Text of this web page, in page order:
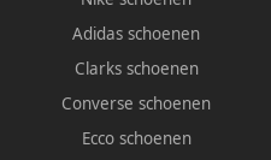
Adidas schoenen
Clarks schoenen
Converse schoenen
Ecco schoenen